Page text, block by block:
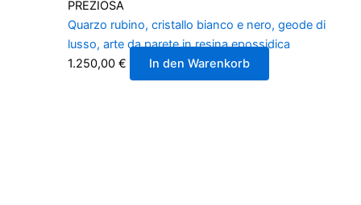
PREZIOSA
Quarzo rubino, cristallo bianco e nero, geode di
lusso, arte da parete in resina epossidica
1.250,00 € In den Warenkorb